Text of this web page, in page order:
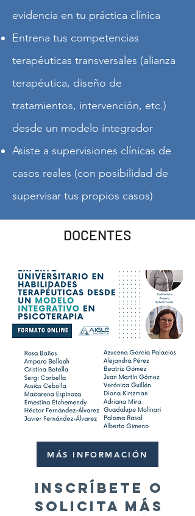
evidencia en tu práctica clínica
Entrena tus competencias
terapéuticas transversales (alianza
terapéutica, diseño de
tratamientos, intervención, etc.)
desde un modelo integrador
Asiste a supervisiones clínicas de
casos reales (con posibilidad de
supervisar tus propios casos)
DOCENTES
MÁS INFORMACIÓN
Inscríbete o
solicita más